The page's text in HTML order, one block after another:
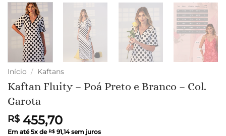
Início / Kaftans
Kaftan Fluity – Poá Preto e Branco – Col.
Garota
R$455,70
Em até5x de R$ 91,14sem juros